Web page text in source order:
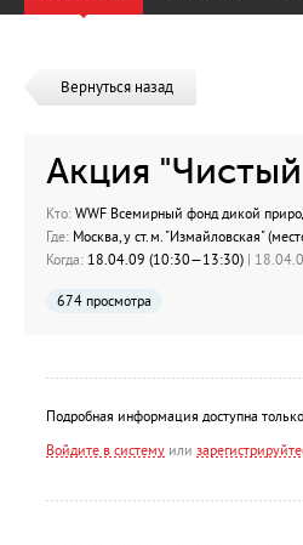
Вернуться назад
Акция
Кто: WWF Всемирный фонд дикой
Где: Москва, у ст.м. "Измайловская"
Когда: 18.04.09 (10:30—13:30) |
674 просмотра
Подробная информация доступна
Войдите в систему или